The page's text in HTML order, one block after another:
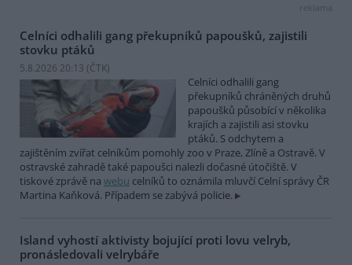
reklama
Celníci odhalili gang překupníků papoušků, zajistili
stovku ptáků
5.8.2026 20:13 (ČTK)
Celníci odhalili gang
překupníků chráněných druhů
papoušků působící v několika
krajích a zajistili asi stovku
ptáků. S odchytem a
zajištěním zvířat celníkům pomohly zoo v Praze, Zlíně a Ostravě. V
ostravské zahradě také papoušci nalezli dočasné útočiště. V
tiskové zprávě na webu celníků to oznámila mluvčí Celní správy ČR
Martina Kaňková. Případem se zabývá policie.
Island vyhostí aktivisty bojující proti lovu velryb,
pronásledovali velrybáře